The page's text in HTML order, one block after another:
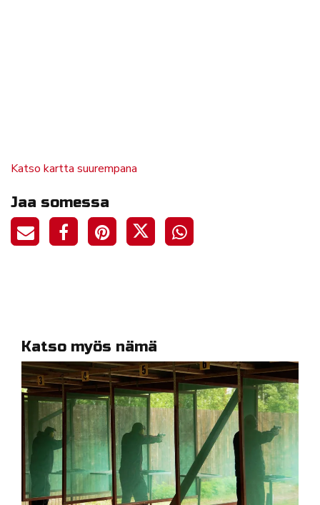
Katso kartta suurempana
Jaa somessa
Katso myös nämä